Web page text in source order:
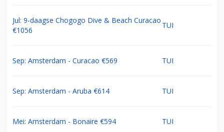
Jul: 9-daagse Chogogo Dive & Beach Curacao
€1056
TUI
Sep: Amsterdam - Curacao €569 TUI
Sep: Amsterdam - Aruba €614 TUI
Mei: Amsterdam - Bonaire €594 TUI